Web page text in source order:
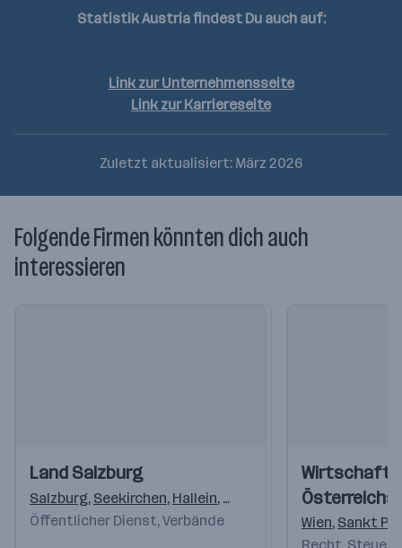
Statistik Austria findest Du auch auf:
Link zur Unternehmensseite
Link zur Karriereseite
Zuletzt aktualisiert: März 2026
Folgende Firmen könnten dich auch
interessieren
Videos
Einblicke
Einblicke
Land Salzburg
Salzburg, Seekirchen, Hallein, Zell am See Tamsweg,St.
Öffentlicher Dienst, Verbände
Videos
Einblicke
Einblicke
Österreichs
Wien, Sankt